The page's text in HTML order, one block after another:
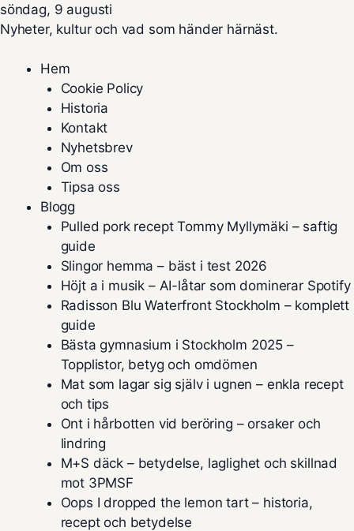
söndag, 9 augusti
Nyheter, kultur och vad som händer härnäst.
Hem
Cookie Policy
Historia
Kontakt
Nyhetsbrev
Om oss
Tipsa oss
Blogg
Pulled pork recept Tommy Myllymäki – saftig
guide
Slingor hemma – bäst i test 2026
Höjt a i musik – AI-låtar som dominerar Spotify
Radisson Blu Waterfront Stockholm – komplett
guide
Bästa gymnasium i Stockholm 2025 –
Topplistor, betyg och omdömen
Mat som lagar sig själv i ugnen – enkla recept
och tips
Ont i hårbotten vid beröring – orsaker och
lindring
M+S däck – betydelse, laglighet och skillnad
mot 3PMSF
Oops I dropped the lemon tart – historia,
recept och betydelse